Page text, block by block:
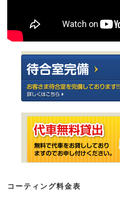
コーティング料金表